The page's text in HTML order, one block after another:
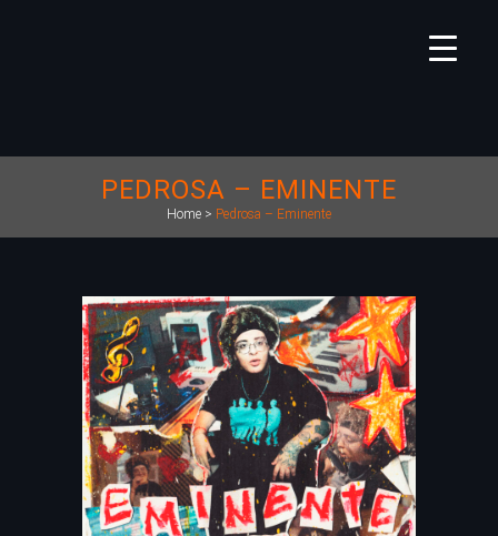
PEDROSA – EMINENTE
Home > Pedrosa – Eminente